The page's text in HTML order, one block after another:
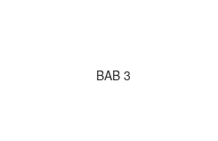
BAB 3